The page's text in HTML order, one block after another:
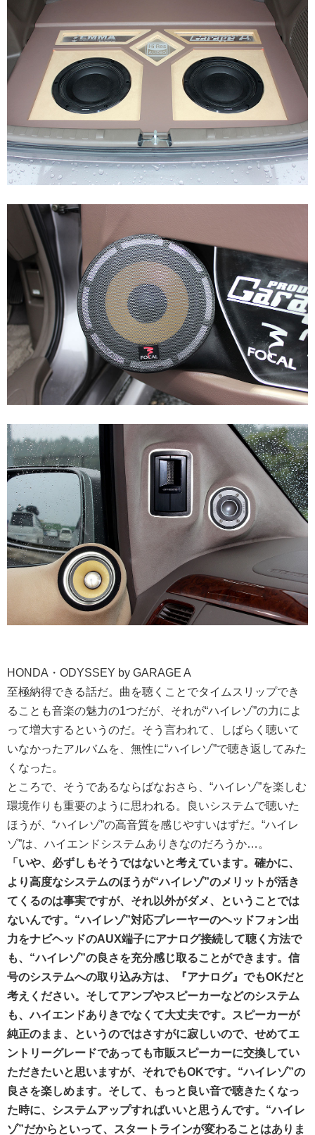
HONDA・ODYSSEY by GARAGE A
至極納得できる話だ。曲を聴くことでタイムスリップでき
ることも音楽の魅力の1つだが、それが“ハイレゾ”の力によ
って増大するというのだ。そう言われて、しばらく聴いて
いなかったアルバムを、無性に“ハイレゾ”で聴き返してみた
くなった。
ところで、そうであるならばなおさら、“ハイレゾ”を楽しむ
環境作りも重要のように思われる。良いシステムで聴いた
ほうが、“ハイレゾ”の高音質を感じやすいはずだ。“ハイレ
ゾ”は、ハイエンドシステムありきなのだろうか…。
「いや、必ずしもそうではないと考えています。確かに、
より高度なシステムのほうが“ハイレゾ”のメリットが活き
てくるのは事実ですが、それ以外がダメ、ということでは
ないんです。“ハイレゾ”対応プレーヤーのヘッドフォン出
力をナビヘッドのAUX端子にアナログ接続して聴く方法で
も、“ハイレゾ”の良さを充分感じ取ることができます。信
号のシステムへの取り込み方は、『アナログ』でもOKだと
考えください。そしてアンプやスピーカーなどのシステム
も、ハイエンドありきでなくて大丈夫です。スピーカーが
純正のまま、というのではさすがに寂しいので、せめてエ
ントリーグレードであっても市販スピーカーに交換してい
ただきたいと思いますが、それでもOKです。“ハイレゾ”の
良さを楽しめます。そして、もっと良い音で聴きたくなっ
た時に、システムアップすればいいと思うんです。“ハイレ
ゾ”だからといって、スタートラインが変わることはありま